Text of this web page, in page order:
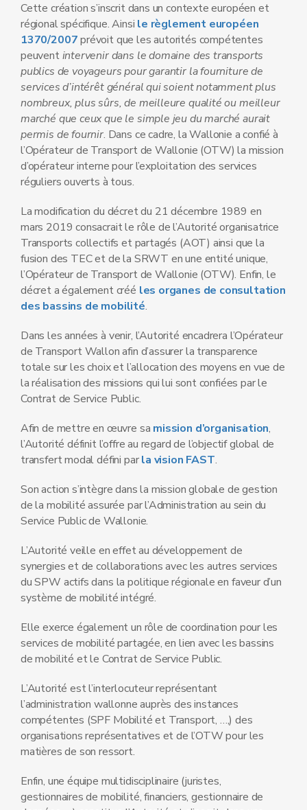
Cette création s’inscrit dans un contexte européen et
régional spécifique. Ainsi le règlement européen
1370/2007prévoit que les autorités compétentes
peuventintervenir dans le domaine des transports
publics de voyageurs pour garantir la fourniture de
services d’intérêt général qui soient notamment plus
nombreux, plus sûrs, de meilleure qualité ou meilleur
marché que ceux que le simple jeu du marché aurait
permis de fournir. Dans ce cadre, la Wallonie a confié à
l’Opérateur de Transport de Wallonie (OTW) la mission
d’opérateur interne pour l’exploitation des services
réguliers ouverts à tous.
La modification du décret du 21 décembre 1989 en
mars 2019 consacrait le rôle de l’Autorité organisatrice
Transports collectifs et partagés (AOT) ainsi que la
fusion des TEC et de la SRWT en une entité unique,
l’Opérateur de Transport de Wallonie (OTW). Enfin, le
décret a également créé les organes de consultation
des bassins de mobilité.
Dans les années à venir, l’Autorité encadrera l’Opérateur
de Transport Wallon afin d’assurer la transparence
totale sur les choix et l’allocation des moyens en vue de
la réalisation des missions qui lui sont confiées par le
Contrat de Service Public.
Afin de mettre en œuvre sa mission d’organisation,
l’Autorité définit l’offre au regard de l’objectif global de
transfert modal défini parla vision FAST.
Son action s’intègre dans la mission globale de gestion
de la mobilité assurée par l’Administration au sein du
Service Public de Wallonie.
L’Autorité veille en effet au développement de
synergies et de collaborations avec les autres services
du SPW actifs dans la politique régionale en faveur d’un
système de mobilité intégré.
Elle exerce également un rôle de coordination pour les
services de mobilité partagée, en lien avec les bassins
de mobilité et le Contrat de Service Public.
L’Autorité est l’interlocuteur représentant
l’administration wallonne auprès des instances
compétentes (SPF Mobilité et Transport, …,) des
organisations représentatives et de l’OTW pour les
matières de son ressort.
Enfin, une équipe multidisciplinaire (juristes,
gestionnaires de mobilité, financiers, gestionnaire de